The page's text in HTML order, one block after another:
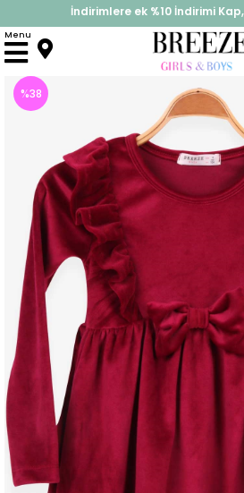
%30 Sepette Yaz İndirimi,
İndirimlere ek %10 İndirimi
Menu
Anasayfa Elbise Modelleri Uzun
%38